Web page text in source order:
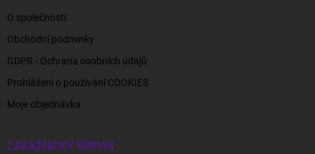
O společnosti
Obchodní podmínky
GDPR - Ochrana osobních údajů
Prohlášení o používání COOKIES
Moje objednávka
ZÁKAZNICKÝ SERVIS